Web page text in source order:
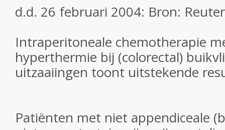
d.d. 26 februari 2004: Bron:
Intraperitoneale chemotherapie
hyperthermie bij (colorectal)
uitzaaiingen toont uitstekende
Patiënten met niet appendiceale